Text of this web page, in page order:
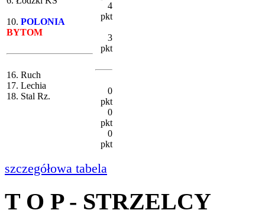
10. POLONIA
BYTOM
16. Ruch
17. Lechia
18. Stal Rz.
4
pkt
3
pkt
0
pkt
0
pkt
0
pkt
szczegółowa tabela
T O P - STRZELCY